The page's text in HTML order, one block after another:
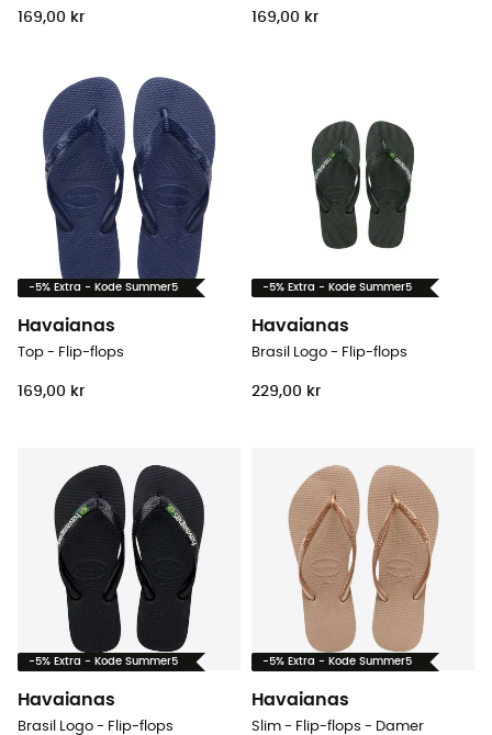
169,00 kr 169,00 kr
-5% Extra - Kode Summer5
Havaianas
Top - Flip-flops
169,00 kr
-5% Extra - Kode Summer5
Havaianas
Brasil Logo - Flip-flops
229,00 kr
-5% Extra - Kode Summer5
Havaianas
Brasil Logo - Flip-flops
-5% Extra - Kode Summer5
Havaianas
Slim - Flip-flops - Damer